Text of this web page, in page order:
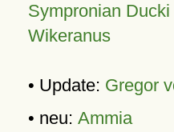
Sympronian Ducki
Wikeranus
• Update: Gregor
• neu: Ammia